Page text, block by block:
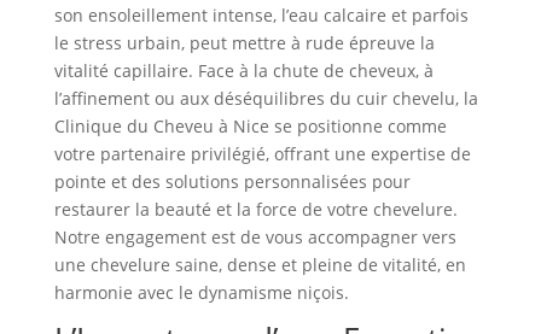
son ensoleillement intense, l’eau calcaire et parfois
le stress urbain, peut mettre à rude épreuve la
vitalité capillaire. Face à la chute de cheveux, à
l’affinement ou aux déséquilibres du cuir chevelu, la
Clinique du Cheveu à Nice se positionne comme
votre partenaire privilégié, offrant une expertise de
pointe et des solutions personnalisées pour
restaurer la beauté et la force de votre chevelure.
Notre engagement est de vous accompagner vers
une chevelure saine, dense et pleine de vitalité, en
harmonie avec le dynamisme niçois.